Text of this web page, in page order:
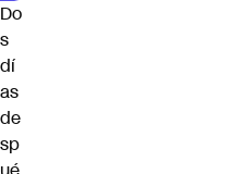
Do
s
dí
as
de
sp